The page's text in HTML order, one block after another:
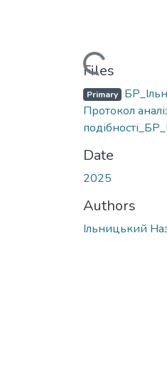
Loading...
Files
Primary
Протокол
Date
2025
Authors
Ільницький